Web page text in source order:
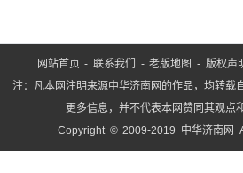
网站首页 - 联系我们 -老版地图 - 版权声
注：凡本网注明来源中华济南网的作品，均转载
更多信息，并不代表本网赞同其观点
Copyright © 2009-2019 中华济南网